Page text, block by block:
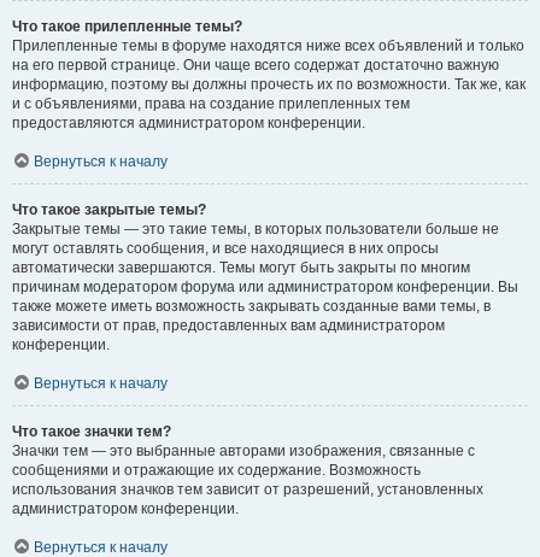
Что такое прилепленные темы?
Прилепленные темы в форуме находятся ниже всех объявлений и только
на его первой странице. Они чаще всего содержат достаточно важную
информацию, поэтому вы должны прочесть их по возможности. Так же, как
и с объявлениями, права на создание прилепленных тем
предоставляются администратором конференции.
Вернуться к началу
Что такое закрытые темы?
Закрытые темы — это такие темы, в которых пользователи больше не
могут оставлять сообщения, и все находящиеся в них опросы
автоматически завершаются. Темы могут быть закрыты по многим
причинам модератором форума или администратором конференции. Вы
также можете иметь возможность закрывать созданные вами темы, в
зависимости от прав, предоставленных вам администратором
конференции.
Вернуться к началу
Что такое значки тем?
Значки тем — это выбранные авторами изображения, связанные с
сообщениями и отражающие их содержание. Возможность
использования значков тем зависит от разрешений, установленных
администратором конференции.
Вернуться к началу